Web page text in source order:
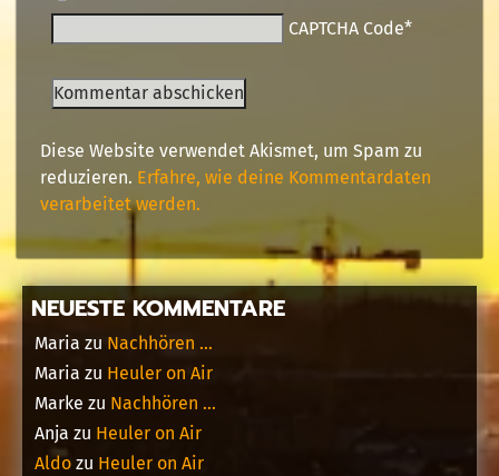
CAPTCHA Code*
Diese Website verwendet Akismet, um Spam zu
reduzieren. Erfahre, wie deine Kommentardaten
verarbeitet werden.
NEUESTE KOMMENTARE
Maria zu Nachhören …
Maria zu Heuler on Air
Marke zu Nachhören …
Anja zu Heuler on Air
Aldo zu Heuler on Air